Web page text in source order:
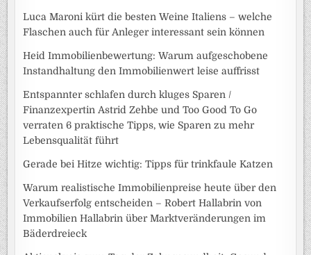
Luca Maroni kürt die besten Weine Italiens – welche
Flaschen auch für Anleger interessant sein können
Heid Immobilienbewertung: Warum aufgeschobene
Instandhaltung den Immobilienwert leise auffrisst
Entspannter schlafen durch kluges Sparen /
Finanzexpertin Astrid Zehbe und Too Good To Go
verraten 6 praktische Tipps, wie Sparen zu mehr
Lebensqualität führt
Gerade bei Hitze wichtig: Tipps für trinkfaule Katzen
Warum realistische Immobilienpreise heute über den
Verkaufserfolg entscheiden – Robert Hallabrin von
Immobilien Hallabrin über Marktveränderungen im
Bäderdreieck